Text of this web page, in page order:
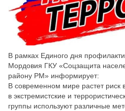
В рамках Единого дня
Мордовия ГКУ «Соцзащита
району РМ» информирует:
В современном мире растет
в экстремистские и
группы используют различные